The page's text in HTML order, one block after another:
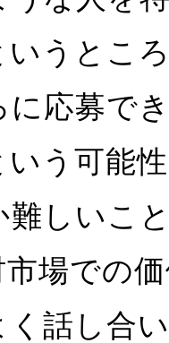
うとこ
に応募で
う可能
難しいこ
市場での
話し合